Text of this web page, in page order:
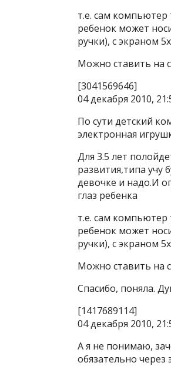
т.е. сам компьютер
ребенок может
ручки), с экраном
Можно ставить на
[3041569646]
04 декабря 2010,
По сути детский
электронная
Для 3.5 лет
развития,типа учу
девочке и надо.И
глаз ребенка
т.е. сам компьютер
ребенок может
ручки), с экраном
Можно ставить на
Спасибо, поняла.
[1417689114]
04 декабря 2010,
А я не понимаю,
обязательно через